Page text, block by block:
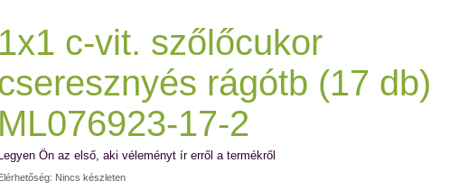
1x1 c-vit. szőlőcukor
rágótb (17 db)
ML076923-17-2
Legyen Ön az első, aki véleményt ír erről a termékről
Elérhetőség: Nincs készleten